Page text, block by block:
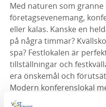
Med naturen som
företagsevenemang,
eller kalas. Kanske en
på några timmar?
spa? Festlokalen är
tillställningar och
era önskemål och
Modern konferenslokal
med
en inredningen